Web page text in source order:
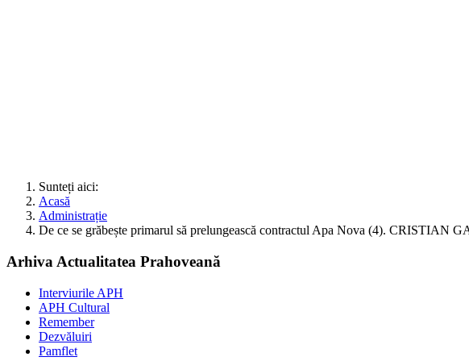
Sunteți aici:
Acasă
Administrație
De ce se grăbește primarul să prelungească contractul Apa Nova (4). CRISTIAN
Arhiva Actualitatea Prahoveană
Interviurile APH
APH Cultural
Remember
Dezvăluiri
Pamflet